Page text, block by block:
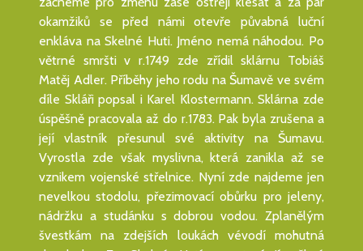
okamžiků se před námi otevře půvabná luční
enkláva na Skelné Huti. Jméno nemá náhodou. Po
větrné smršti v r.1749 zde zřídil sklárnu Tobiáš
Matěj Adler. Příběhy jeho rodu na Šumavě ve svém
díle Skláři popsal i Karel Klostermann. Sklárna zde
úspěšně pracovala až do r.1783. Pak byla zrušena a
její vlastník přesunul své aktivity na Šumavu.
Vyrostla zde však myslivna, která zanikla až se
vznikem vojenské střelnice. Nyní zde najdeme jen
nevelkou stodolu, přezimovací obůrku pro jeleny,
nádržku a studánku s dobrou vodou. Zplanělým
švestkám na zdejších loukách vévodí mohutná